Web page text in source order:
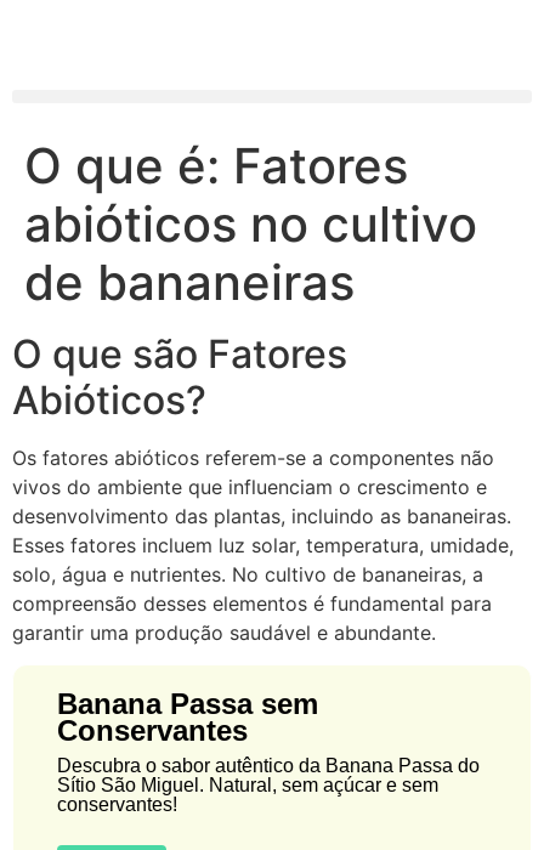
O que é: Fatores
abióticos no cultivo
de bananeiras
O que são Fatores
Abióticos?
Os fatores abióticos referem-se a componentes não
vivos do ambiente que influenciam o crescimento e
desenvolvimento das plantas, incluindo as bananeiras.
Esses fatores incluem luz solar, temperatura, umidade,
solo, água e nutrientes. No cultivo de bananeiras, a
compreensão desses elementos é fundamental para
garantir uma produção saudável e abundante.
Banana Passa sem
Conservantes
Descubra o sabor autêntico da Banana Passa do
Sítio São Miguel. Natural, sem açúcar e sem
conservantes!